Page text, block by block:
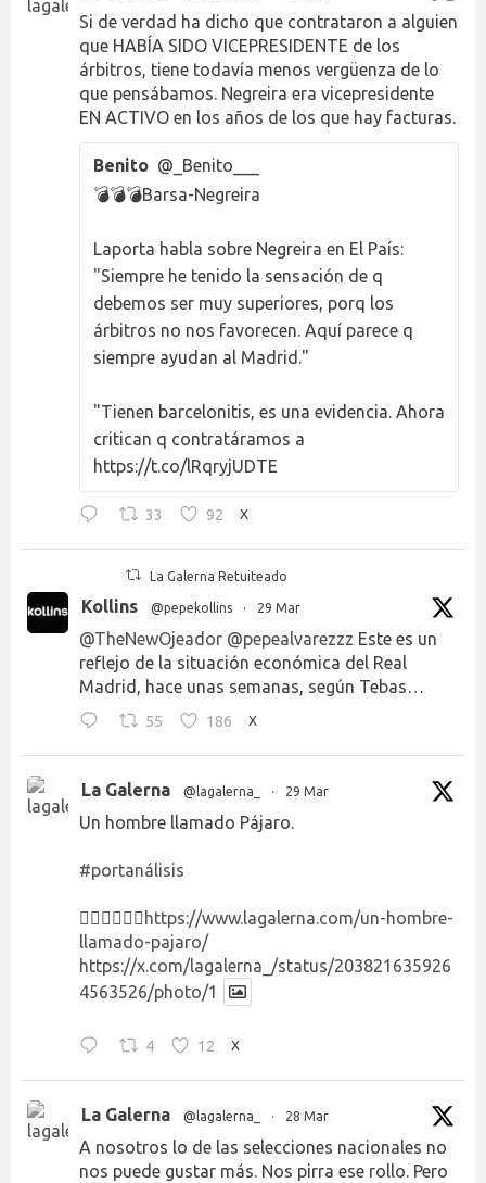
Si de verdad ha dicho que contrataron a alguien
que HABÍA SIDO VICEPRESIDENTE de los
árbitros, tiene todavía menos vergüenza de lo
que pensábamos. Negreira era vicepresidente
EN ACTIVO en los años de los que hay facturas.
Benito @_Benito___
💣💣💣Barsa-Negreira
Laporta habla sobre Negreira en El País:
"Siempre he tenido la sensación de q
debemos ser muy superiores, porq los
árbitros no nos favorecen. Aquí parece q
siempre ayudan al Madrid."
"Tienen barcelonitis, es una evidencia. Ahora
critican q contratáramos a
https://t.co/lRqryjUDTE
33 92 X
La Galerna Retuiteado
Kollins @pepekollins · 29 Mar
@TheNewOjeador @pepealvarezzz Este es un
reflejo de la situación económica del Real
Madrid, hace unas semanas, según Tebas…
55 186 X
La Galerna @lagalerna_ · 29 Mar
Un hombre llamado Pájaro.
#portanálisis
👉🏻👉🏻👉🏻 https://www.lagalerna.com/un-hombre-
llamado-pajaro/
https://x.com/lagalerna_/status/203821635926
4563526/photo/1
4 12 X
La Galerna @lagalerna_ · 28 Mar
A nosotros lo de las selecciones nacionales no
nos puede gustar más. Nos pirra ese rollo. Pero